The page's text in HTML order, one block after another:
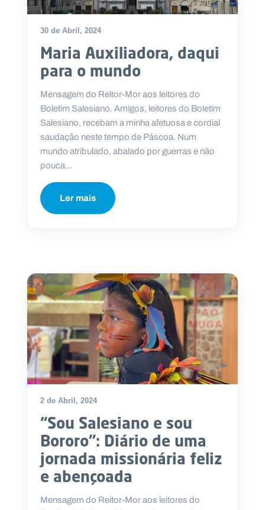
30 de Abril, 2024
Maria Auxiliadora, daqui
para o mundo
Mensagem do Reitor-Mor aos leitores do
Boletim Salesiano. Amigos, leitores do Boletim
Salesiano, recebam a minha afetuosa e cordial
saudação neste tempo de Páscoa. Num
mundo atribulado, abalado por guerras e não
pouca...
Ler mais
2 de Abril, 2024
“Sou Salesiano e sou
Bororo”: Diário de uma
jornada missionária feliz
e abençoada
Mensagem do Reitor-Mor aos leitores do
O
R
A
L
N
A
C
I
O
N
A
L
S
e
a
.
p
t
A
g
e
n
d
a
C
o
n
a
c
o
N
e
w
s
l
e
r